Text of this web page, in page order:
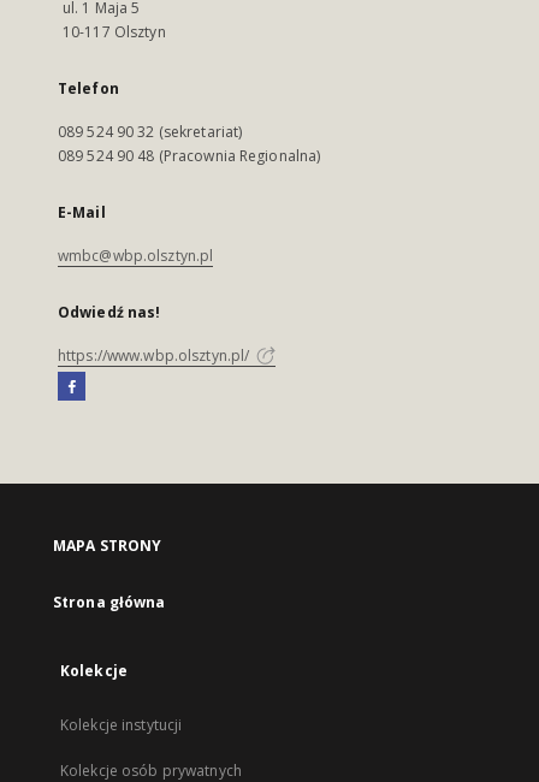
ul. 1 Maja 5
10-117 Olsztyn
Telefon
089 524 90 32 (sekretariat)
089 524 90 48 (Pracownia Regionalna)
E-Mail
wmbc@wbp.olsztyn.pl
Odwiedź nas!
https://www.wbp.olsztyn.pl/
MAPA STRONY
Strona główna
Kolekcje
Kolekcje instytucji
Kolekcje osób prywatnych